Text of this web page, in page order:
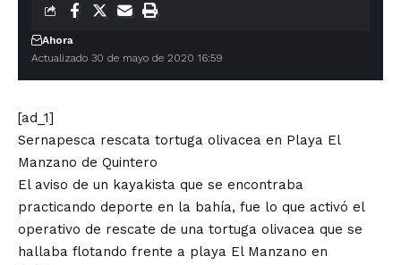
Actualizado 30 de mayo de 2020 16:59
Ahora
[ad_1]
Sernapesca rescata tortuga olivacea en Playa El
Manzano de Quintero
El aviso de un kayakista que se encontraba
practicando deporte en la bahía, fue lo que activó el
operativo de rescate de una tortuga olivacea que se
hallaba flotando frente a playa El Manzano en